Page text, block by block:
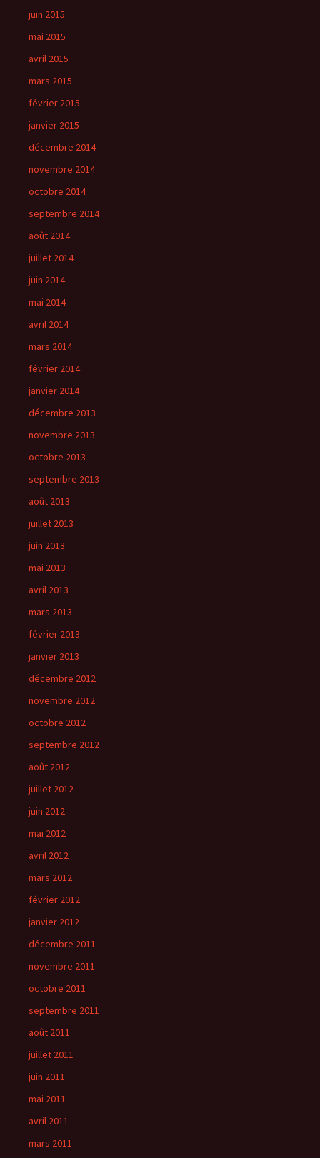
juin 2015
mai 2015
avril 2015
mars 2015
février 2015
janvier 2015
décembre 2014
novembre 2014
octobre 2014
septembre 2014
août 2014
juillet 2014
juin 2014
mai 2014
avril 2014
mars 2014
février 2014
janvier 2014
décembre 2013
novembre 2013
octobre 2013
septembre 2013
août 2013
juillet 2013
juin 2013
mai 2013
avril 2013
mars 2013
février 2013
janvier 2013
décembre 2012
novembre 2012
octobre 2012
septembre 2012
août 2012
juillet 2012
juin 2012
mai 2012
avril 2012
mars 2012
février 2012
janvier 2012
décembre 2011
novembre 2011
octobre 2011
septembre 2011
août 2011
juillet 2011
juin 2011
mai 2011
avril 2011
mars 2011